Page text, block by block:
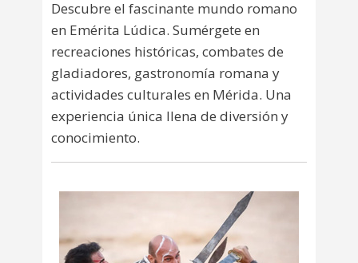
Descubre el fascinante mundo romano
en Emérita Lúdica. Sumérgete en
recreaciones históricas, combates de
gladiadores, gastronomía romana y
actividades culturales en Mérida. Una
experiencia única llena de diversión y
conocimiento.